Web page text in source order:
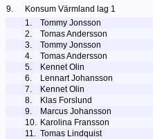
9. Konsum Värmland lag 1
1.
Tommy Jonsson
2.
Tomas Andersson
3.
Tommy Jonsson
4.
Tomas Andersson
5.
Kennet Olin
6.
Lennart Johansson
7.
Kennet Olin
8.
Klas Forslund
9.
Marcus Johansson
10. Karolina Fransson
11. Tomas Lindquist